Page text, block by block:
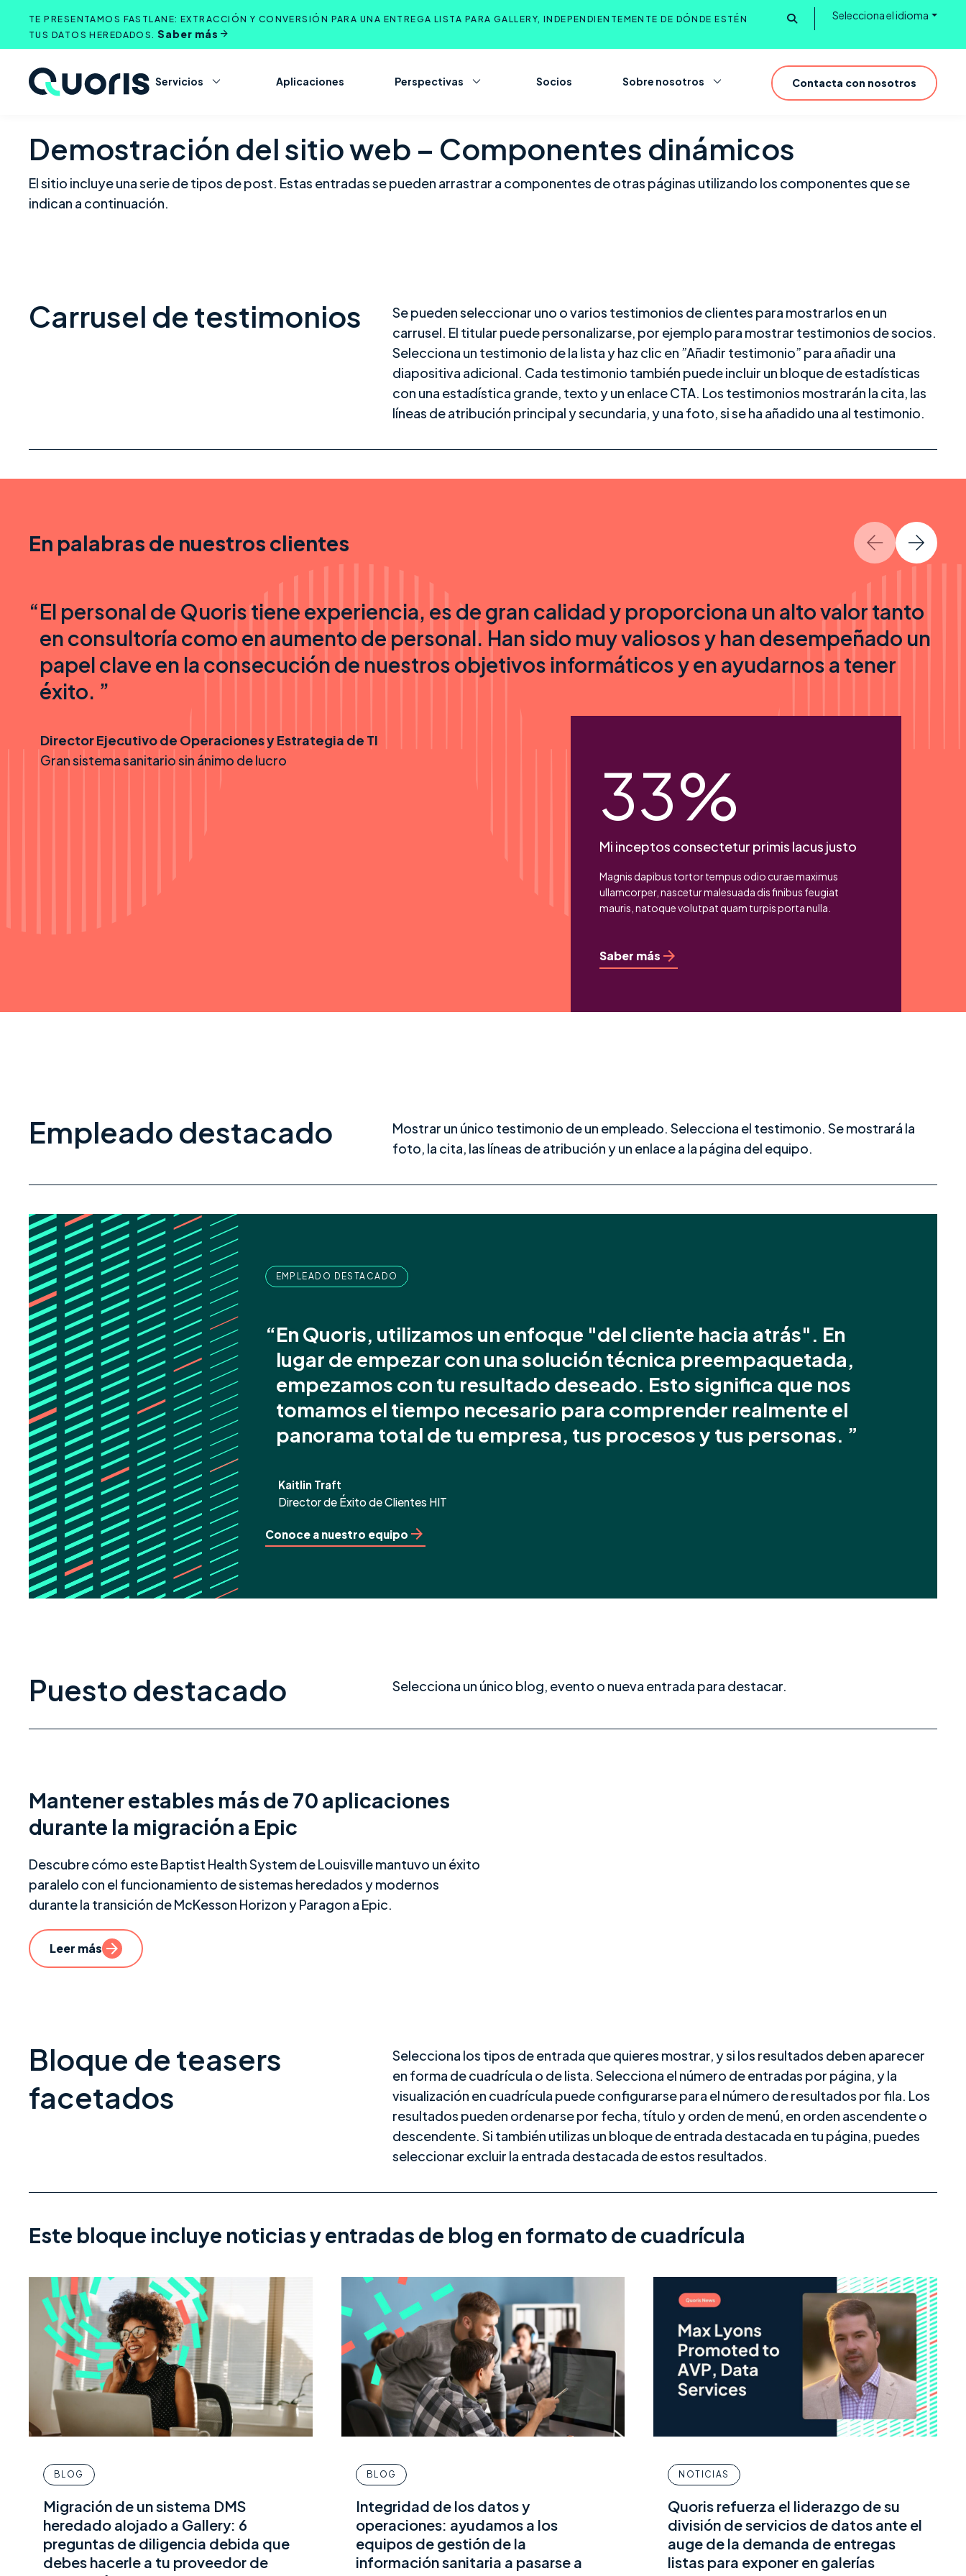
contenido
TE PRESENTAMOS FASTLANE: EXTRACCIÓN Y CONVERSIÓN PARA UNA ENTREGA LISTA PARA GALLERY, INDEPENDIENTEMENTE DE DÓNDE ESTÉN
TUS DATOS HEREDADOS.Saber más
Buscar
Selecciona el idioma
Servicios Aplicaciones Perspectivas Socios Sobre nosotros Contacta con nosotros
Demostración del sitio web – Componentes dinámicos
El sitio incluye una serie de tipos de post. Estas entradas se pueden arrastrar a componentes de otras páginas utilizando los componentes que se
indican a continuación.
Carrusel de testimonios
Se pueden seleccionar uno o varios testimonios de clientes para mostrarlos en un
carrusel. El titular puede personalizarse, por ejemplo para mostrar testimonios de socios.
Selecciona un testimonio de la lista y haz clic en ”Añadir testimonio” para añadir una
diapositiva adicional. Cada testimonio también puede incluir un bloque de estadísticas
con una estadística grande, texto y un enlace CTA. Los testimonios mostrarán la cita, las
líneas de atribución principal y secundaria, y una foto, si se ha añadido una al testimonio.
En palabras de nuestros clientes
“El personal de Quoris tiene experiencia, es de gran calidad y proporciona un alto valor tanto
en consultoría como en aumento de personal. Han sido muy valiosos y han desempeñado un
papel clave en la consecución de nuestros objetivos informáticos y en ayudarnos a tener
éxito. ”
Director Ejecutivo de Operaciones y Estrategia de TI
Gran sistema sanitario sin ánimo de lucro
33%
Mi inceptos consectetur primis lacus justo
Magnis dapibus tortor tempus odio curae maximus
ullamcorper, nascetur malesuada dis finibus feugiat
mauris, natoque volutpat quam turpis porta nulla.
Saber más
Empleado destacado
Mostrar un único testimonio de un empleado. Selecciona el testimonio. Se mostrará la
foto, la cita, las líneas de atribución y un enlace a la página del equipo.
EMPLEADO DESTACADO
“En Quoris, utilizamos un enfoque "del cliente hacia atrás". En
lugar de empezar con una solución técnica preempaquetada,
empezamos con tu resultado deseado. Esto significa que nos
tomamos el tiempo necesario para comprender realmente el
panorama total de tu empresa, tus procesos y tus personas. ”
Kaitlin Traft
Director de Éxito de Clientes HIT
Conoce a nuestro equipo
Puesto destacado Selecciona un único blog, evento o nueva entrada para destacar.
Mantener estables más de 70 aplicaciones
durante la migración a Epic
Descubre cómo este Baptist Health System de Louisville mantuvo un éxito
paralelo con el funcionamiento de sistemas heredados y modernos
durante la transición de McKesson Horizon y Paragon a Epic.
Leer más
Bloque de teasers
facetados
Selecciona los tipos de entrada que quieres mostrar, y si los resultados deben aparecer
en forma de cuadrícula o de lista. Selecciona el número de entradas por página, y la
visualización en cuadrícula puede configurarse para el número de resultados por fila. Los
resultados pueden ordenarse por fecha, título y orden de menú, en orden ascendente o
descendente. Si también utilizas un bloque de entrada destacada en tu página, puedes
seleccionar excluir la entrada destacada de estos resultados.
Este bloque incluye noticias y entradas de blog en formato de cuadrícula
BLOG
Migración de un sistema DMS
heredado alojado a Gallery: 6
preguntas de diligencia debida que
debes hacerle a tu proveedor de
BLOG
Integridad de los datos y
operaciones: ayudamos a los
equipos de gestión de la
información sanitaria a pasarse a
NOTICIAS
Quoris refuerza el liderazgo de su
división de servicios de datos ante el
auge de la demanda de entregas
listas para exponer en galerías